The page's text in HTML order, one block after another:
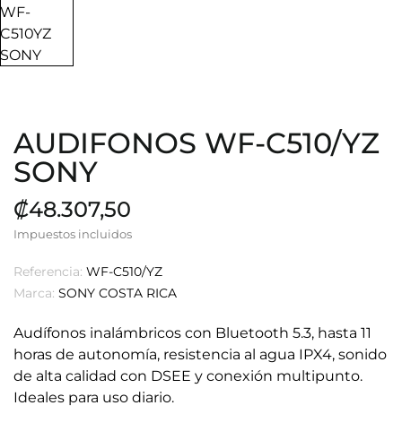
AUDIFONOS WF-C510/YZ
SONY
₡48.307,50
Impuestos incluidos
Referencia: WF-C510/YZ
Marca: SONY COSTA RICA
Audífonos inalámbricos con Bluetooth 5.3, hasta 11
horas de autonomía, resistencia al agua IPX4, sonido
de alta calidad con DSEE y conexión multipunto.
Ideales para uso diario.